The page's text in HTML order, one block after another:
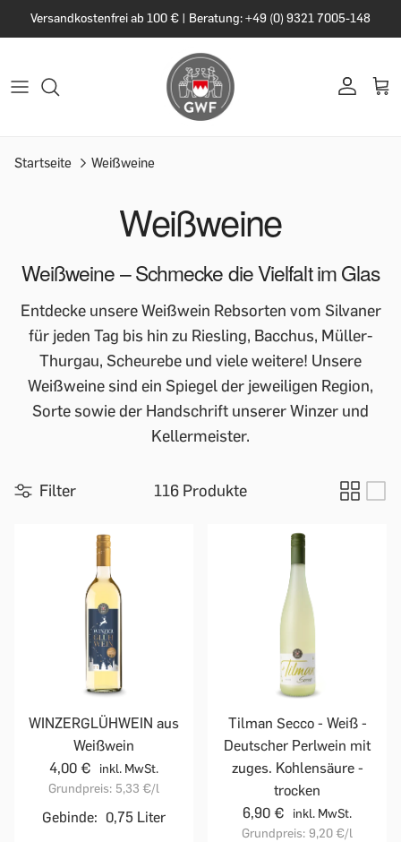
Versandkostenfrei ab 100 € | Beratung: +49 (0) 9321 7005-148
Startseite Weißweine
Weißweine
Weißweine – Schmecke die Vielfalt im Glas
Entdecke unsere Weißwein Rebsorten vom Silvaner
für jeden Tag bis hin zu Riesling, Bacchus, Müller-
Thurgau, Scheurebe und viele weitere! Unsere
Weißweine sind ein Spiegel der jeweiligen Region,
Sorte sowie der Handschrift unserer Winzer und
Kellermeister.
Filter 116 Produkte
WINZERGLÜHWEIN aus
Weißwein
4,00 €
inkl. MwSt.
Grundpreis: 5,33 €/l
Gebinde: 0,75 Liter
Tilman Secco - Weiß -
Deutscher Perlwein mit
zuges. Kohlensäure -
trocken
6,90 €
inkl. MwSt.
Grundpreis: 9,20 €/l